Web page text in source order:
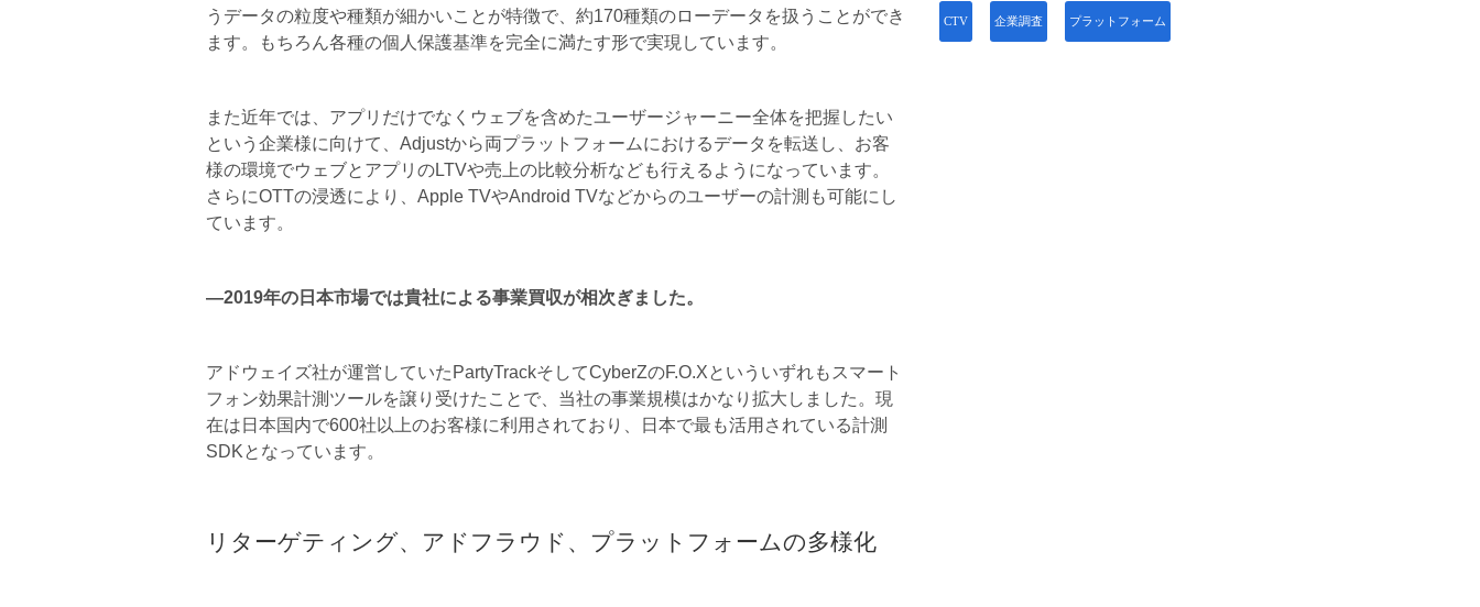
うデータの粒度や種類が細かいことが特徴で、約170種類のローデータを扱うことができ
ます。もちろん各種の個人保護基準を完全に満たす形で実現しています。
また近年では、アプリだけでなくウェブを含めたユーザージャーニー全体を把握したい
という企業様に向けて、Adjustから両プラットフォームにおけるデータを転送し、お客
様の環境でウェブとアプリのLTVや売上の比較分析なども行えるようになっています。
さらにOTTの浸透により、Apple TVやAndroid TVなどからのユーザーの計測も可能にし
ています。
―2019年の日本市場では貴社による事業買収が相次ぎました。
アドウェイズ社が運営していたPartyTrackそしてCyberZのF.O.Xといういずれもスマート
フォン効果計測ツールを譲り受けたことで、当社の事業規模はかなり拡大しました。現
在は日本国内で600社以上のお客様に利用されており、日本で最も活用されている計測
SDKとなっています。
リターゲティング、アドフラウド、プラットフォームの多様化
CTV 企業調査 プラットフォーム